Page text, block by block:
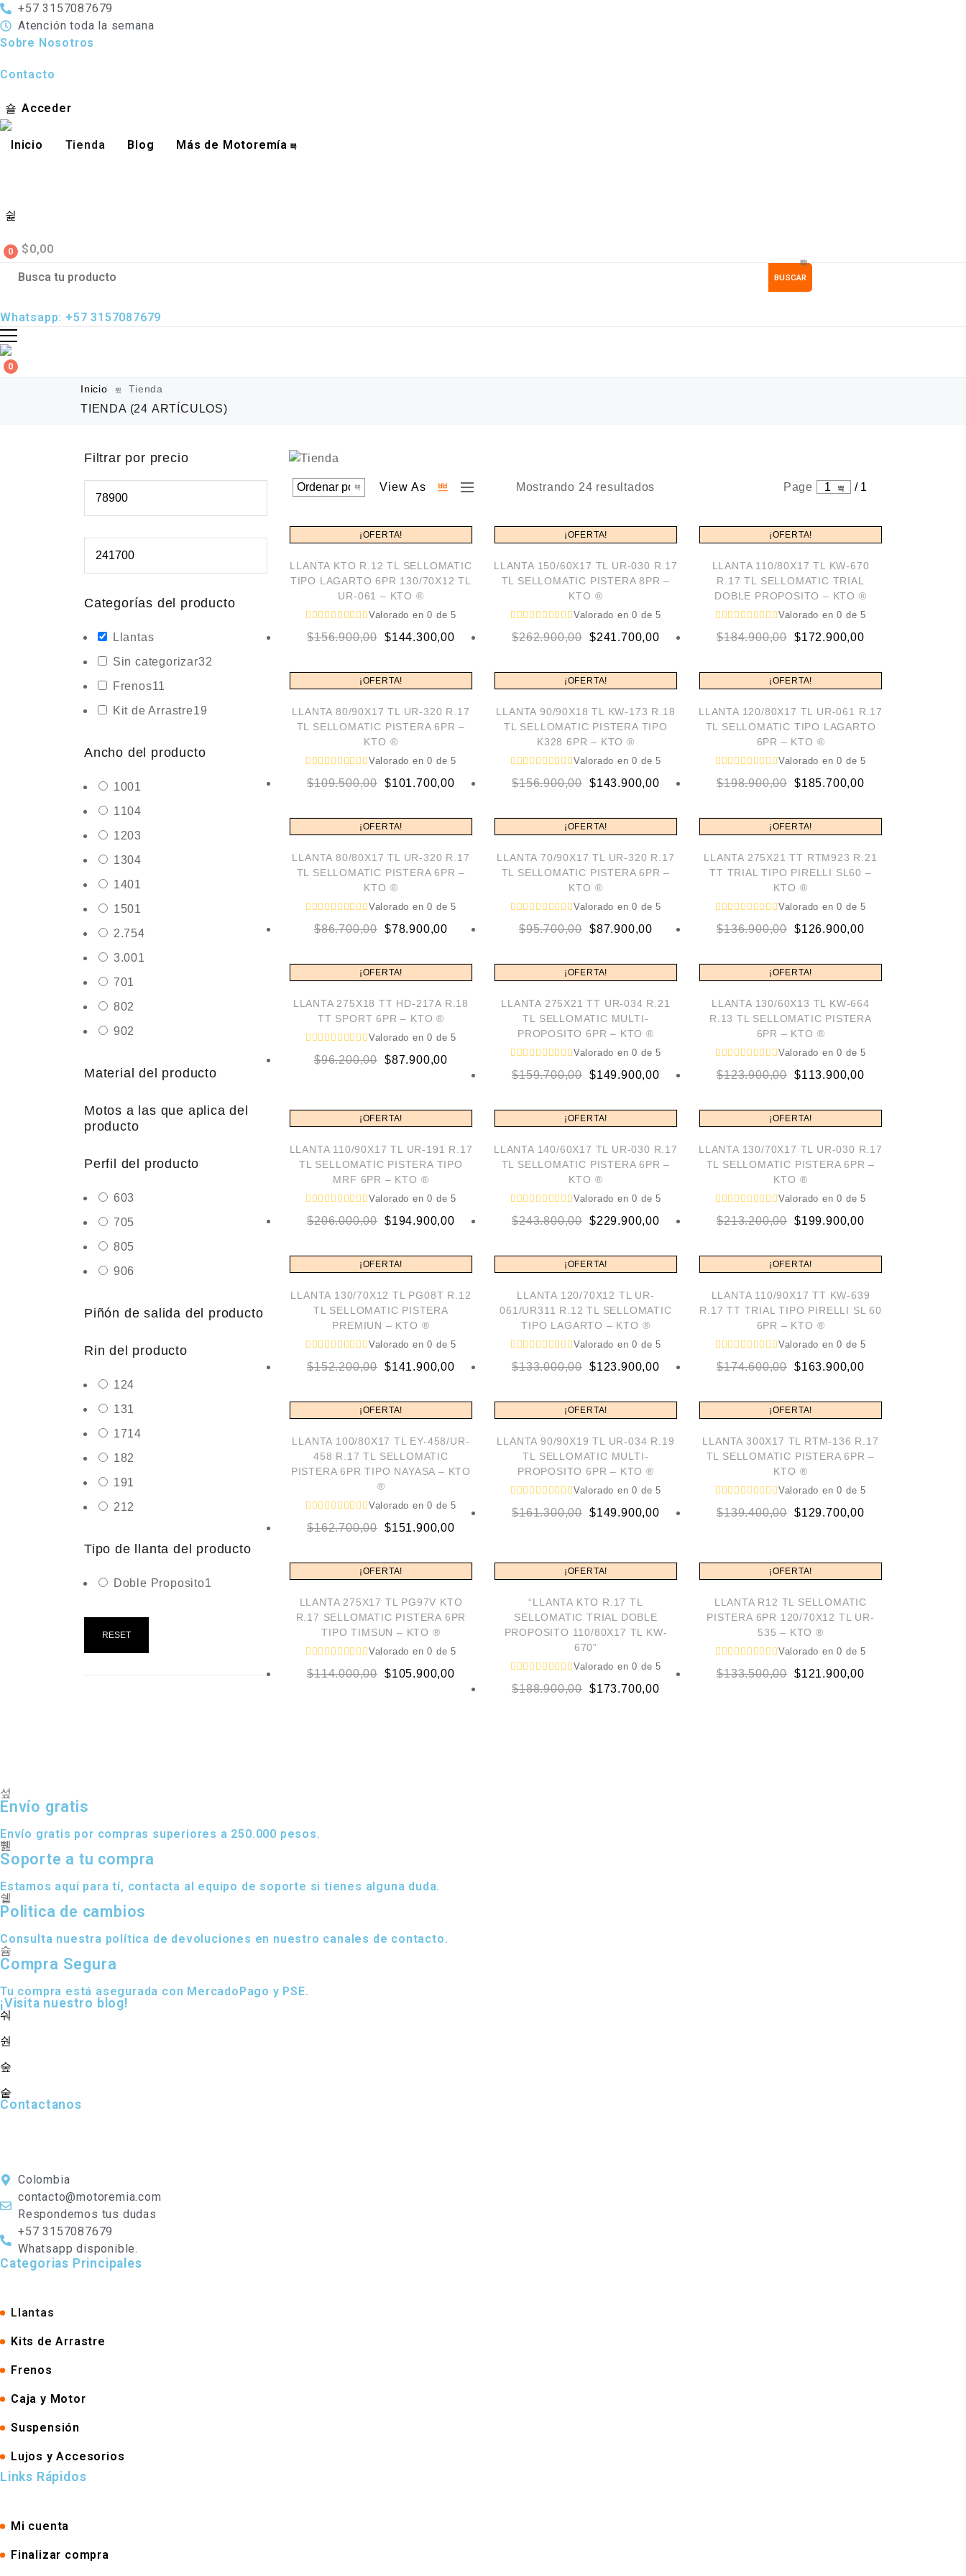
+57 3157087679
Atención toda la semana
Sobre Nosotros
Contacto
Acceder
Inicio Tienda Blog Más de Motoremía
0 $0,00
BUSCAR
Whatsapp: +57 3157087679
0
Inicio Tienda
TIENDA (24 ARTÍCULOS)
Filtrar por precio
Categorías del producto
Llantas
Sin categorizar32
Frenos11
Kit de Arrastre19
Ancho del producto
1001
1104
1203
1304
1401
1501
2.754
3.001
701
802
902
Material del producto
Motos a las que aplica del
producto
Perfil del producto
603
705
805
906
Piñón de salida del producto
Rin del producto
124
131
1714
182
191
212
Tipo de llanta del producto
Doble Proposito1
RESET
View As Mostrando 24 resultados Page 1 / 1
¡OFERTA!
LLANTA KTO R.12 TL SELLOMATIC
TIPO LAGARTO 6PR 130/70X12 TL
UR-061 – KTO ®
Valorado en0 de 5
$156.900,00 Original
was:
$156.900,00.
$144.300,00
Current
is:
$144.300,00.
¡OFERTA!
LLANTA 150/60X17 TL UR-030 R.17
TL SELLOMATIC PISTERA 8PR –
KTO ®
Valorado en0 de 5
$262.900,00 Original
was:
$262.900,00.
$241.700,00
Current
is:
$241.700,00.
¡OFERTA!
LLANTA 110/80X17 TL KW-670
R.17 TL SELLOMATIC TRIAL
DOBLE PROPOSITO – KTO ®
Valorado en0 de 5
$184.900,00 Original
was:
$184.900,00.
$172.900,00
Current
is:
$172.900,00.
¡OFERTA!
LLANTA 80/90X17 TL UR-320 R.17
TL SELLOMATIC PISTERA 6PR –
KTO ®
Valorado en0 de 5
$109.500,00 Original
was:
$109.500,00.
$101.700,00
Current
is:
$101.700,00.
¡OFERTA!
LLANTA 90/90X18 TL KW-173 R.18
TL SELLOMATIC PISTERA TIPO
K328 6PR – KTO ®
Valorado en0 de 5
$156.900,00 Original
was:
$156.900,00.
$143.900,00
Current
is:
$143.900,00.
¡OFERTA!
LLANTA 120/80X17 TL UR-061 R.17
TL SELLOMATIC TIPO LAGARTO
6PR – KTO ®
Valorado en0 de 5
$198.900,00 Original
was:
$198.900,00.
$185.700,00
Current
is:
$185.700,00.
¡OFERTA!
LLANTA 80/80X17 TL UR-320 R.17
TL SELLOMATIC PISTERA 6PR –
KTO ®
Valorado en0 de 5
$86.700,00 Original
was:
$86.700,00.
$78.900,00
Current
is:
$78.900,00.
¡OFERTA!
LLANTA 70/90X17 TL UR-320 R.17
TL SELLOMATIC PISTERA 6PR –
KTO ®
Valorado en0 de 5
$95.700,00 Original
was:
$95.700,00.
$87.900,00
Current
is:
$87.900,00.
¡OFERTA!
LLANTA 275X21 TT RTM923 R.21
TT TRIAL TIPO PIRELLI SL60 –
KTO ®
Valorado en0 de 5
$136.900,00 Original
was:
$136.900,00.
$126.900,00
Current
is:
$126.900,00.
¡OFERTA!
LLANTA 275X18 TT HD-217A R.18
TT SPORT 6PR – KTO ®
Valorado en0 de 5
$96.200,00 Original
$96.200,00.
$87.900,00
Current
$87.900,00.
¡OFERTA!
LLANTA 275X21 TT UR-034 R.21
TL SELLOMATIC MULTI-
PROPOSITO 6PR – KTO ®
Valorado en0 de 5
$159.700,00 Original
was:
$159.700,00.
$149.900,00
Current
is:
$149.900,00.
¡OFERTA!
LLANTA 130/60X13 TL KW-664
R.13 TL SELLOMATIC PISTERA
6PR – KTO ®
Valorado en0 de 5
$123.900,00 Original
was:
$123.900,00.
$113.900,00
Current
is:
$113.900,00.
¡OFERTA!
LLANTA 110/90X17 TL UR-191 R.17
TL SELLOMATIC PISTERA TIPO
MRF 6PR – KTO ®
Valorado en0 de 5
$206.000,00 Original
was:
$206.000,00.
$194.900,00
Current
is:
$194.900,00.
¡OFERTA!
LLANTA 140/60X17 TL UR-030 R.17
TL SELLOMATIC PISTERA 6PR –
KTO ®
Valorado en0 de 5
$243.800,00 Original
was:
$243.800,00.
$229.900,00
Current
is:
$229.900,00.
¡OFERTA!
LLANTA 130/70X17 TL UR-030 R.17
TL SELLOMATIC PISTERA 6PR –
KTO ®
Valorado en0 de 5
$213.200,00 Original
was:
$213.200,00.
$199.900,00
Current
is:
$199.900,00.
¡OFERTA!
LLANTA 130/70X12 TL PG08T R.12
TL SELLOMATIC PISTERA
PREMIUN – KTO ®
Valorado en0 de 5
$152.200,00 Original
was:
$152.200,00.
$141.900,00
Current
is:
$141.900,00.
¡OFERTA!
LLANTA 120/70X12 TL UR-
061/UR311 R.12 TL SELLOMATIC
TIPO LAGARTO – KTO ®
Valorado en0 de 5
$133.000,00 Original
was:
$133.000,00.
$123.900,00
Current
is:
$123.900,00.
¡OFERTA!
LLANTA 110/90X17 TT KW-639
R.17 TT TRIAL TIPO PIRELLI SL 60
6PR – KTO ®
Valorado en0 de 5
$174.600,00 Original
was:
$174.600,00.
$163.900,00
Current
is:
$163.900,00.
¡OFERTA!
LLANTA 100/80X17 TL EY-458/UR-
458 R.17 TL SELLOMATIC
PISTERA 6PR TIPO NAYASA – KTO
®
Valorado en0 de 5
$162.700,00 Original
was:
$162.700,00.
$151.900,00
Current
is:
$151.900,00.
¡OFERTA!
LLANTA 90/90X19 TL UR-034 R.19
TL SELLOMATIC MULTI-
PROPOSITO 6PR – KTO ®
Valorado en0 de 5
$161.300,00 Original
$161.300,00.
$149.900,00
Current
$149.900,00.
¡OFERTA!
LLANTA 300X17 TL RTM-136 R.17
TL SELLOMATIC PISTERA 6PR –
KTO ®
Valorado en0 de 5
$139.400,00 Original
$139.400,00.
$129.700,00
Current
$129.700,00.
¡OFERTA!
LOW STOCK
LLANTA 275X17 TL PG97V KTO
R.17 SELLOMATIC PISTERA 6PR
TIPO TIMSUN – KTO ®
Valorado en0 de 5
$114.000,00 Original
$105.900,00
Current
¡OFERTA!
“LLANTA KTO R.17 TL
SELLOMATIC TRIAL DOBLE
PROPOSITO 110/80X17 TL KW-
670”
Valorado en0 de 5
$188.900,00 Original
$173.700,00
Current
¡OFERTA!
LLANTA R12 TL SELLOMATIC
PISTERA 6PR 120/70X12 TL UR-
535 – KTO ®
Valorado en0 de 5
$133.500,00 Original
$121.900,00
Current
Envío gratis
Envío gratis por compras superiores a 250.000 pesos.
Soporte a tu compra
Estamos aquí para tí, contacta al equipo de soporte si tienes alguna duda.
Politica de cambios
Consulta nuestra política de devoluciones en nuestro canales de contacto.
Compra Segura
Tu compra está asegurada con MercadoPago y PSE.
¡Visita nuestro blog!
Contactanos
Colombia
contacto@motoremia.com
Respondemos tus dudas
+57 3157087679
Whatsapp disponible.
Categorias Principales
Llantas
Kits de Arrastre
Frenos
Caja y Motor
Suspensión
Lujos y Accesorios
Links Rápidos
Mi cuenta
Finalizar compra